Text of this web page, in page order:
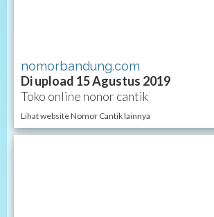
nomorbandung.com
Di upload 15 Agustus 2019
Toko online nonor cantik
Lihat website Nomor Cantik lainnya